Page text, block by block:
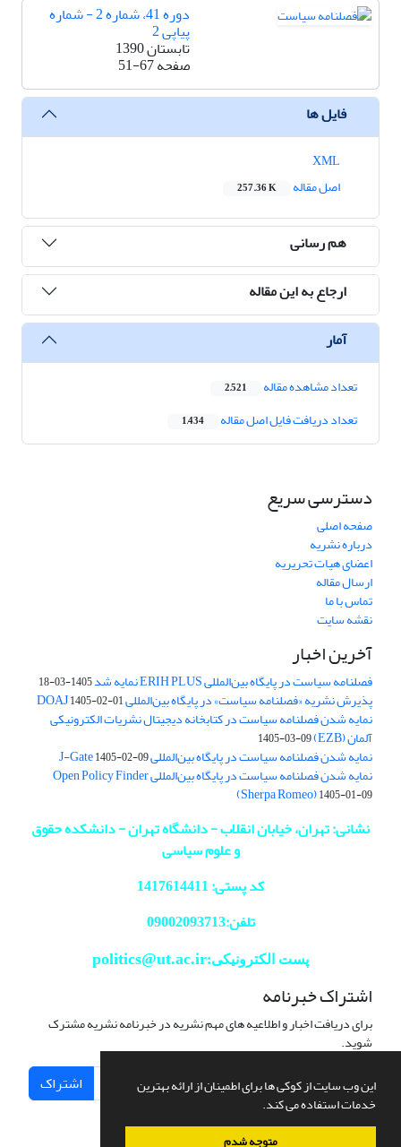
این وب سایت از کوکی ها برای اطمینان از ارائه بهترین
خدمات استفاده می کند.
متوجه شدم
دوره 41، شماره 2 - شماره
پیاپی 2
تابستان 1390
صفحه51-67
فایل ها
اصل مقاله
257.36 K
هم رسانی
ارجاع به این مقاله
آمار
تعداد مشاهده مقاله 2,521
تعداد دریافت فایل اصل مقاله 1,434
دسترسی سریع
صفحه اصلی
درباره نشریه
اعضای هیات تحریریه
ارسال مقاله
تماس با ما
نقشه سایت
آخرین اخبار
فصلنامه سیاست در پایگاه بین‌المللی ERIH PLUS نمایه شد 1405-03-18
پذیرش نشریه «فصلنامه سیاست» در پایگاه بین‌المللی DOAJ1405-02-01
نمایه شدن فصلنامه سیاست در کتابخانه دیجیتال نشریات الکترونیکی
آلمان (EZB) 1405-03-09
نمایه شدن فصلنامه سیاست در پایگاه بین‌المللی J-Gate1405-02-09
نمایه شدن فصلنامه سیاست در پایگاه بین‌المللی Open Policy Finder
(Sherpa Romeo)1405-01-09
نشانی: تهران، خیابان انقلاب - دانشگاه تهران - دانشکده حقوق
و علوم سیاسی
کد پستی: 1417614411
تلفن:09002093713
پست الکترونیکی:politics@ut.ac.ir
اشتراک خبرنامه
برای دریافت اخبار و اطلاعیه های مهم نشریه در خبرنامه نشریه مشترک
شوید.
اشتراک